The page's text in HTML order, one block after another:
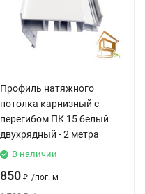
Профиль натяжного
потолка карнизный с
перегибом ПК 15 белый
двухрядный - 2 метра
В наличии
850 ₽ /пог. м